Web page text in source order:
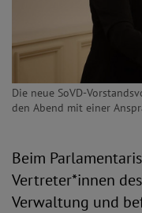
Die neue SoVD-
den Abend mit einer
Beim
Vertreter*innen
Verwaltung und